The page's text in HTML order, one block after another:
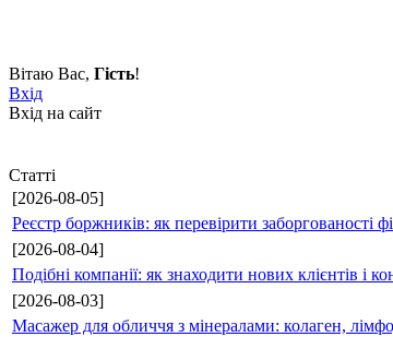
Вітаю Вас, Гість!
Вхід
Вхід на сайт
Статті
[2026-08-05]
Реєстр боржників: як перевірити заборгованості
[2026-08-04]
Подібні компанії: як знаходити нових клієнтів і
[2026-08-03]
Масажер для обличчя з мінералами: колаген,